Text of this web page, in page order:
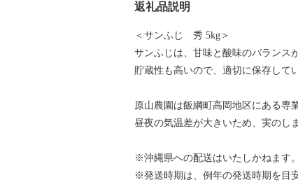
返礼品説明
＜サンふじ 秀 5kg＞
サンふじは、甘味と酸味のバランス
貯蔵性も高いので、適切に保存して
原山農園は飯綱町高岡地区にある専
昼夜の気温差が大きいため、実のし
※沖縄県への配送はいたしかねます。
※発送時期は、例年の発送時期を目